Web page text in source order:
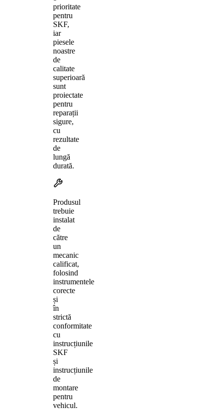
prioritate
pentru
SKF,
iar
piesele
noastre
de
calitate
superioară
sunt
proiectate
pentru
reparații
sigure,
cu
rezultate
de
lungă
durată.
Produsul
trebuie
instalat
de
către
un
mecanic
calificat,
folosind
instrumentele
corecte
și
în
strictă
conformitate
cu
instrucțiunile
SKF
și
instrucțiunile
de
montare
pentru
vehicul.